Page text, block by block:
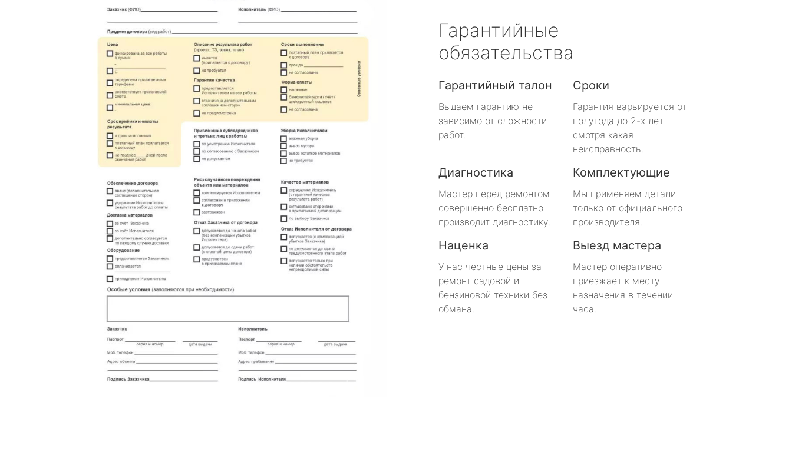
Гарантийные
обязательства
Гарантийный талон
Выдаем гарантию не
зависимо от сложности
работ.
Сроки
Гарантия варьируется от
полугода до 2-х лет
смотря какая
неисправность.
Диагностика
Мастер перед ремонтом
совершенно бесплатно
производит диагностику.
Комплектующие
Мы применяем детали
только от официального
производителя.
Наценка
У нас честные цены за
ремонт садовой и
бензиновой техники без
обмана.
Выезд мастера
Мастер оперативно
приезжает к месту
назначения в течении
часа.